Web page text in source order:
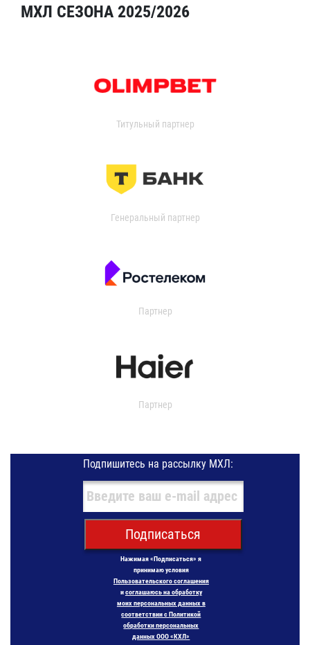
МХЛ СЕЗОНА 2025/2026
Титульный партнер
Генеральный партнер
Партнер
Партнер
Подпишитесь на рассылку МХЛ:
Подписаться
Нажимая «Подписаться» я
принимаю условия
Пользовательского соглашения
исоглашаюсь на обработку
моих персональных данных в
соответствии с Политикой
обработки персональных
данных ООО «КХЛ»